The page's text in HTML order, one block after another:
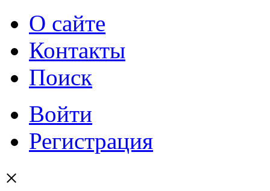
О сайте
Контакты
Поиск
Войти
Регистрация
×